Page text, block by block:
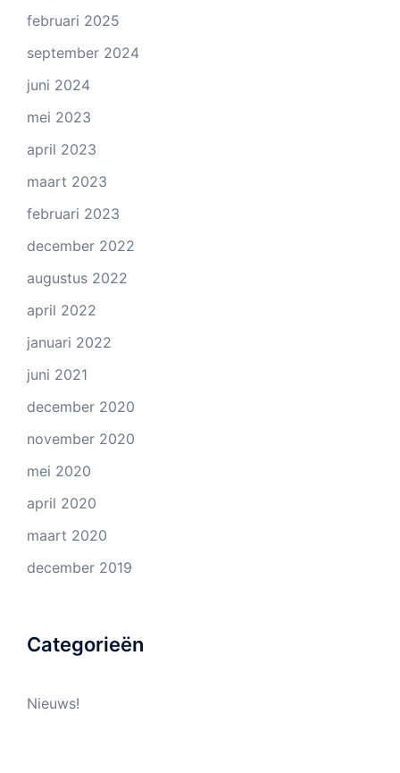
februari 2025
september 2024
juni 2024
mei 2023
april 2023
maart 2023
februari 2023
december 2022
augustus 2022
april 2022
januari 2022
juni 2021
december 2020
november 2020
mei 2020
april 2020
maart 2020
december 2019
Categorieën
Nieuws!